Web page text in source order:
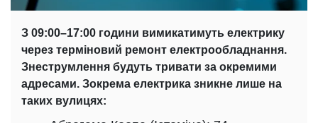
З 09:00–17:00 години вимикатимуть електрику
через терміновий ремонт електрообладнання.
Знеструмлення будуть тривати за окремими
адресами. Зокрема електрика зникне лише на
таких вулицях: